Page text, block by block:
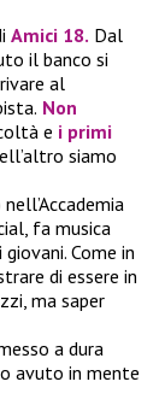
Amici 18. Dal
il banco si
al
Non
e i primi
siamo
fa musica
Come in
di essere in
ma saper
a dura
avuto in mente